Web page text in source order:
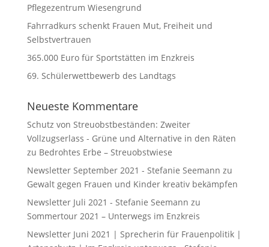
Pflegezentrum Wiesengrund
Fahrradkurs schenkt Frauen Mut, Freiheit und
Selbstvertrauen
365.000 Euro für Sportstätten im Enzkreis
69. Schülerwettbewerb des Landtags
Neueste Kommentare
Schutz von Streuobstbeständen: Zweiter
Vollzugserlass - Grüne und Alternative in den Räten
zu Bedrohtes Erbe – Streuobstwiese
Newsletter September 2021 - Stefanie Seemann zu
Gewalt gegen Frauen und Kinder kreativ bekämpfen
Newsletter Juli 2021 - Stefanie Seemann zu
Sommertour 2021 – Unterwegs im Enzkreis
Newsletter Juni 2021 | Sprecherin für Frauenpolitik |